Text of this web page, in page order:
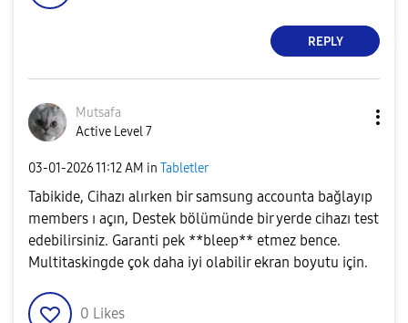
REPLY
Mutsafa
Active Level 7
‎03-01-202611:12 AM in Tabletler
Tabikide, Cihazı alırken bir samsung accounta bağlayıp
members ı açın, Destek bölümünde bir yerde cihazı test
edebilirsiniz. Garanti pek **bleep** etmez bence.
Multitaskingde çok daha iyi olabilir ekran boyutu için.
0 Likes